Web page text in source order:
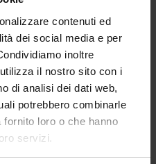
contenuti ed
dei social media e per
inoltre
il nostro sito con i
di analisi dei dati web,
potrebbero combinarle
loro o che hanno
servizi.
continuino a
adulta, ha aggiunto
è probabilmente
ci serve per tutta